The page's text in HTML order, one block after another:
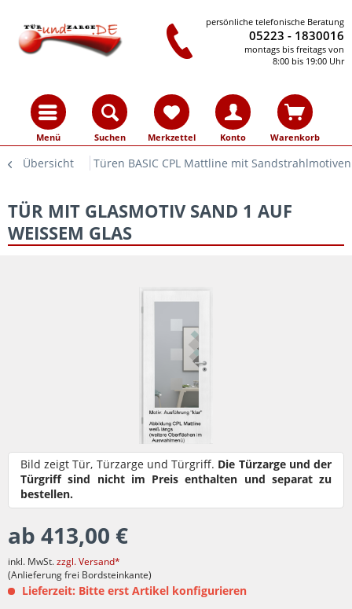
persönliche telefonische Beratung
05223 - 1830016
montags bis freitags von
8:00 bis 19:00 Uhr
Menü Suchen Merkzettel Konto Warenkorb
Übersicht Türen BASIC CPL Mattline mit Sandstrahlmotiven
TÜR MIT GLASMOTIV SAND 1 AUF
WEISSEM GLAS
Bild zeigt Tür, Türzarge und Türgriff. Die Türzarge und der
Türgriff sind nicht im Preis enthalten und separat zu
bestellen.
ab 413,00 €
inkl. MwSt.zzgl. Versand*
(Anlieferung frei Bordsteinkante)
Lieferzeit: Bitte erst Artikel konfigurieren